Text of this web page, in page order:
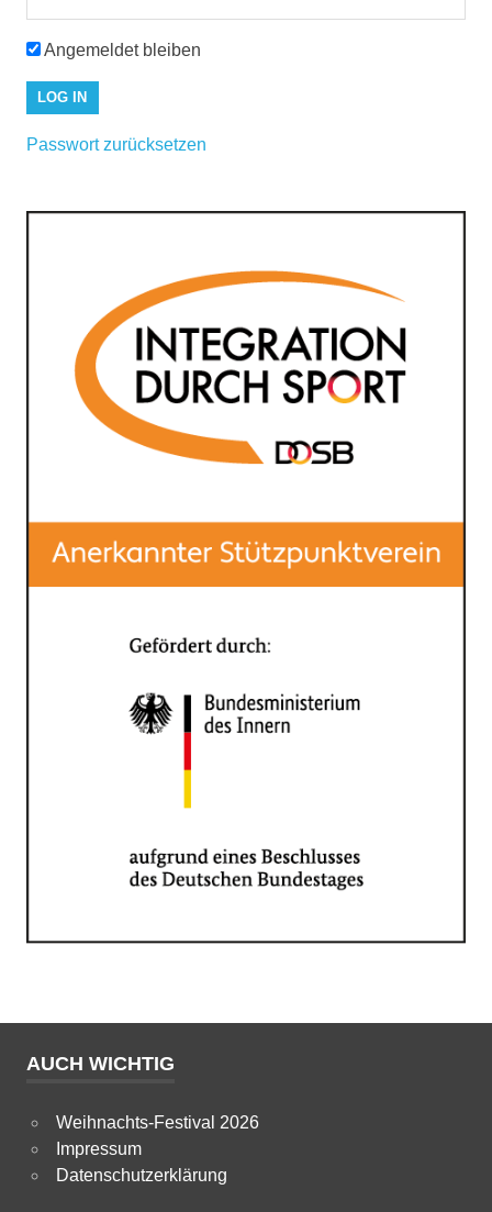
Angemeldet bleiben
Passwort zurücksetzen
AUCH WICHTIG
Weihnachts-Festival 2026
Impressum
Datenschutzerklärung